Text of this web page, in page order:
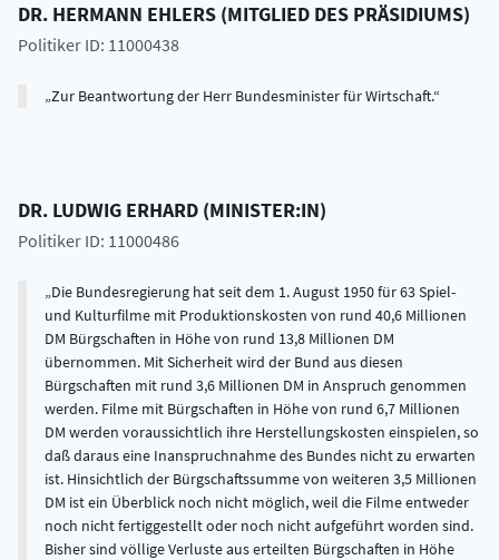
DR. HERMANN EHLERS (MITGLIED DES PRÄSIDIUMS)
Politiker ID: 11000438
Zur Beantwortung der Herr Bundesminister für Wirtschaft.
DR. LUDWIG ERHARD (MINISTER:IN)
Politiker ID: 11000486
Die Bundesregierung hat seit dem 1. August 1950 für 63 Spiel-
und Kulturfilme mit Produktionskosten von rund 40,6 Millionen
DM Bürgschaften in Höhe von rund 13,8 Millionen DM
übernommen. Mit Sicherheit wird der Bund aus diesen
Bürgschaften mit rund 3,6 Millionen DM in Anspruch genommen
werden. Filme mit Bürgschaften in Höhe von rund 6,7 Millionen
DM werden voraussichtlich ihre Herstellungskosten einspielen, so
daß daraus eine Inanspruchnahme des Bundes nicht zu erwarten
ist. Hinsichtlich der Bürgschaftssumme von weiteren 3,5 Millionen
DM ist ein Überblick noch nicht möglich, weil die Filme entweder
noch nicht fertiggestellt oder noch nicht aufgeführt worden sind.
Bisher sind völlige Verluste aus erteilten Bürgschaften in Höhe